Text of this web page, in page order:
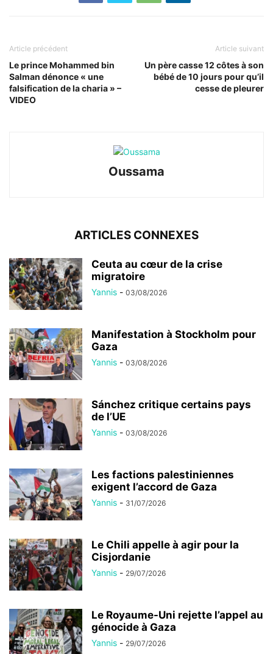
Article précédent
Le prince Mohammed bin
Salman dénonce « une
falsification de la charia » –
VIDEO
Article suivant
Un père casse 12 côtes à son
bébé de 10 jours pour qu’il
cesse de pleurer
Oussama
ARTICLES CONNEXES
Ceuta au cœur de la crise
migratoire
Yannis - 03/08/2026
Manifestation à Stockholm pour
Gaza
Yannis - 03/08/2026
Sánchez critique certains pays
de l’UE
Yannis - 03/08/2026
Les factions palestiniennes
exigent l’accord de Gaza
Yannis - 31/07/2026
Le Chili appelle à agir pour la
Cisjordanie
Yannis - 29/07/2026
Le Royaume-Uni rejette l’appel au
génocide à Gaza
Yannis - 29/07/2026